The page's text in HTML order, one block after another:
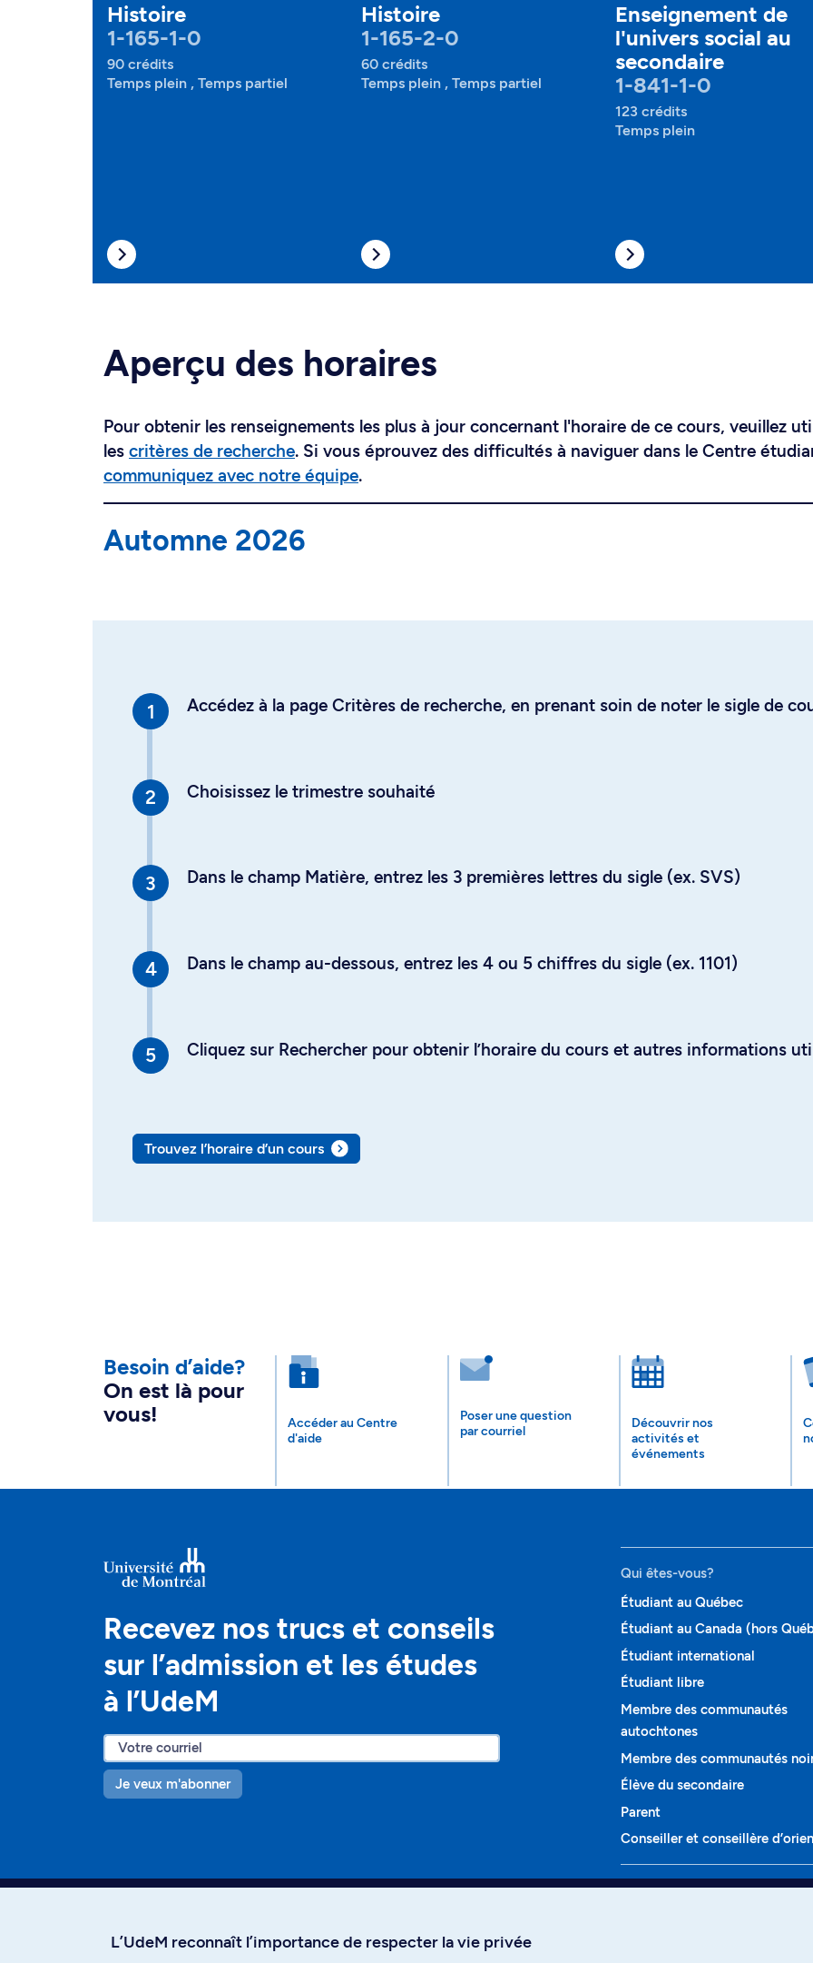
Histoire
1-165-1-0
90 crédits
Temps plein , Temps partiel
Histoire
1-165-2-0
60 crédits
Temps plein , Temps partiel
Enseignement de
l'univers social au
secondaire
1-841-1-0
123 crédits
Temps plein
Aperçu des horaires
Pour obtenir les renseignements les plus à jour concernant l'horaire de ce cours, veuillez
les critères de recherche. Si vous éprouvez des difficultés à naviguer dans le Centre
communiquez avec notre équipe.
Automne 2026
Accédez à la page Critères de recherche, en prenant soin de noter le sigle de
Choisissez le trimestre souhaité
Dans le champ Matière, entrez les 3 premières lettres du sigle (ex. SVS)
Dans le champ au-dessous, entrez les 4 ou 5 chiffres du sigle (ex. 1101)
Cliquez sur Rechercher pour obtenir l’horaire du cours et autres informations
Trouvez l’horaire d’un cours
Besoin d’aide?
On est là pour
vous!
Accéder au Centre
d'aide
Poser une question
par courriel
Découvrir nos
activités et
événements
Recevez nos trucs et conseils
sur l’admission et les études
à l’UdeM
Je veux m'abonner
Qui êtes-vous?
Étudiant au Québec
Étudiant au Canada (hors
Étudiant international
Étudiant libre
Membre des communautés
autochtones
Membre des communautés
Élève du secondaire
Parent
Conseiller et conseillère
Programmes et cours
L’UdeM reconnaît l’importance de respecter la vie privée